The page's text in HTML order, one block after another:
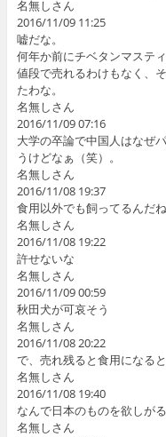
名無しさん
2016/11/09 11:25
嘘だな。
何年か前にチベタンマステ
値段で売れるわけもなく、
たわな。
名無しさん
2016/11/09 07:16
大学の卒論で中国人はなぜ
うけどなぁ（笑）。
名無しさん
2016/11/08 19:37
食用以外でも飼ってるんだね
名無しさん
2016/11/08 19:22
許せないな
名無しさん
2016/11/09 00:59
秋田犬が可哀そう
名無しさん
2016/11/08 20:22
で、売れ残ると食用になると
名無しさん
2016/11/08 19:40
なんで日本のものを欲しがる
名無しさん